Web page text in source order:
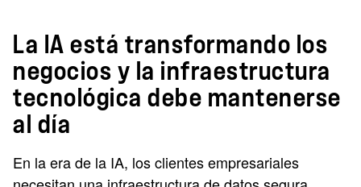
La IA está transformando los
negocios y la infraestructura
tecnológica debe mantenerse
al día
En la era de la IA, los clientes empresariales